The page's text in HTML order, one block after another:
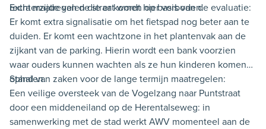
rechterzijde van de straat wordt hier verboden.
Extra maatregelen die er komen op basis van de evaluatie:
Er komt extra signalisatie om het fietspad nog beter aan te
duiden. Er komt een wachtzone in het plantenvak aan de
zijkant van de parking. Hierin wordt een bank voorzien
waar ouders kunnen wachten als ze hun kinderen komen
ophalen.
Stand van zaken voor de lange termijn maatregelen:
Een veilige oversteek van de Vogelzang naar Puntstraat
door een middeneiland op de Herentalseweg: in
samenwerking met de stad werkt AWV momenteel aan de